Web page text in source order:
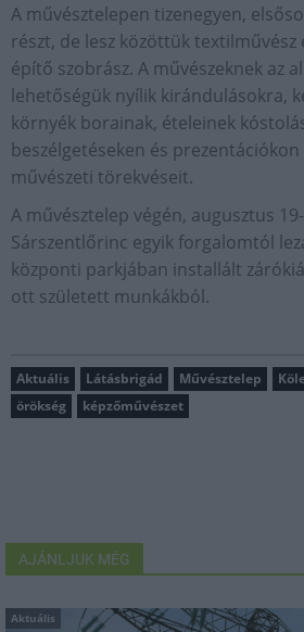
A művésztelepen tizenegyen,
részt, de lesz közöttük textilművész
építő szobrász. A művészeknek az
lehetőségük nyílik kirándulásokra,
környék borainak, ételeinek
beszélgetéseken és
művészeti törekvéseit.
A művésztelep végén, augusztus
Sárszentlőrinc egyik forgalomtól
központi parkjában installált
ott született munkákból.
Aktuális Látásbrigád Művésztelep
örökség
képzőművészet
AJÁNLJUK MÉG
Aktuális